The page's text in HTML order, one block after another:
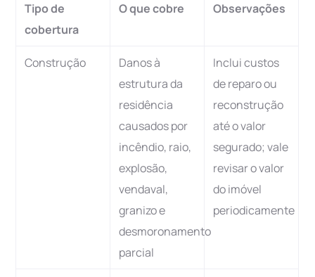
Tipo de
cobertura
O que cobre Observações
Construção
Danos à
estrutura da
residência
causados por
incêndio, raio,
explosão,
vendaval,
granizo e
desmoronamento
parcial
Inclui custos
de reparo ou
reconstrução
até o valor
segurado; vale
revisar o valor
do imóvel
periodicamente